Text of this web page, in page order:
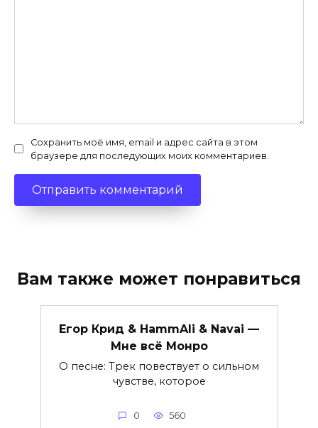
Сохранить моё имя, email и адрес сайта в этом
браузере для последующих моих комментариев.
Вам также может понравиться
Егор Крид & HammAli & Navai —
Мне всё Монро
О песне: Трек повествует о сильном
чувстве, которое
0 560